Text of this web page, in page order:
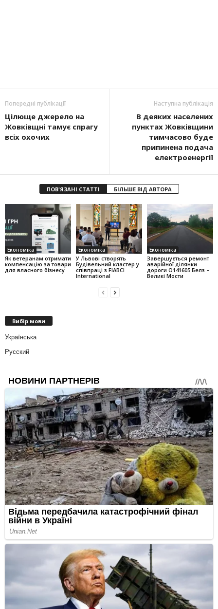
Попередні публікації
Цілюще джерело на
Жовківщні тамує спрагу
всіх охочих
Наступна публікація
В деяких населених
пунктах Жовківщини
тимчасово буде
припинена подача
електроенергії
ПОВ'ЯЗАНІ СТАТТІ БІЛЬШЕ ВІД АВТОРА
Економіка
Як ветеранам отримати
компенсацію за товари
для власного бізнесу
Економіка
У Львові створять
Будівельний кластер у
співпраці з FIABCI
International
Економіка
Завершується ремонт
аварійної ділянки
дороги О141605 Белз –
Великі Мости
Вибір мови
Українська
Русский